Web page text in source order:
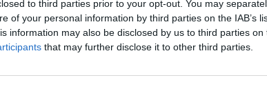
to third parties prior to your opt-out. You may
of your personal information by third parties on the IAB’s
information may also be disclosed by us to third parties on
that may further disclose it to other third parties.
Elfelejtette a jelszavát?
BEJELENTKEZÉS